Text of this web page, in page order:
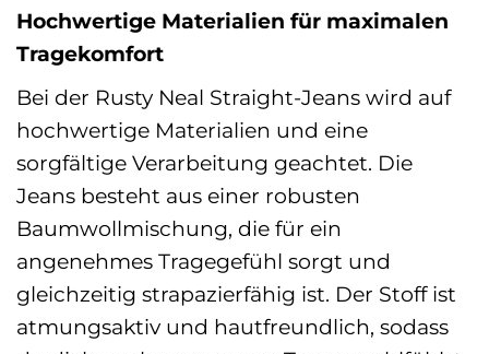
Hochwertige Materialien für maximalen
Tragekomfort
Bei der Rusty Neal Straight-Jeans wird auf
hochwertige Materialien und eine
sorgfältige Verarbeitung geachtet. Die
Jeans besteht aus einer robusten
Baumwollmischung, die für ein
angenehmes Tragegefühl sorgt und
gleichzeitig strapazierfähig ist. Der Stoff ist
atmungsaktiv und hautfreundlich, sodass